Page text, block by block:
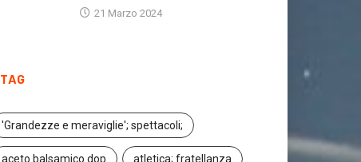
21 Marzo 2024
TAG
'Grandezze e meraviglie'; spettacoli;
aceto balsamico dop atletica; fratellanza